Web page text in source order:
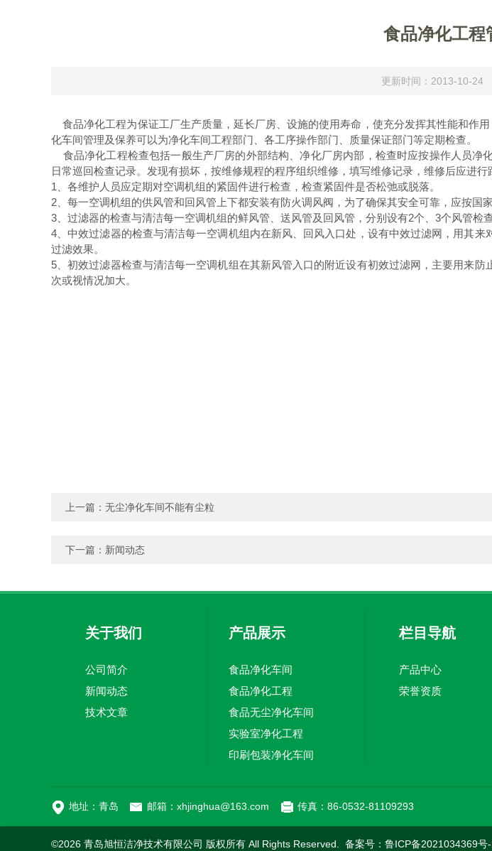
食品净化工程
更新时间：2013-10-
食品净化工程为保证工厂生产质量，延长厂房、设施的使用寿命，使充分发挥其性能和作
化车间管理及保养可以为净化车间工程部门、各工序操作部门、质量保证部门等定期检查。
食品净化工程检查包括一般生产厂房的外部结构、净化厂房内部，检查时应按操作人员净
日常巡回检查记录。发现有损坏，按维修规程的程序组织维修，填写维修记录，维修后应进
1、各维护人员应定期对空调机组的紧固件进行检查，检查紧固件是否松弛或脱落。
2、每一空调机组的供风管和回风管上下都安装有防火调风阀，为了确保其安全可靠，应按国
3、过滤器的检查与清洁每一空调机组的鲜风管、送风管及回风管，分别设有2个、3个风管检
4、中效过滤器的检查与清洁每一空调机组内在新风、回风入口处，设有中效过滤网，用其
过滤效果。
5、初效过滤器检查与清洁每一空调机组在其新风管入口的附近设有初效过滤网，主要用来
次或视情况加大。
上一篇： 无尘净化车间不能有尘粒
下一篇： 新闻动态
关于我们
公司简介
新闻动态
技术文章
产品展示
食品净化车间
食品净化工程
食品无尘净化车间
实验室净化工程
印刷包装净化车间
栏目导航
产品中心
荣誉资质
地址：青岛 邮箱：xhjinghua@163.com 传真：86-0532-81109293
©2026 青岛旭恒洁净技术有限公司 版权所有 All Rights Reserved. 备案号： 鲁ICP备2021034369号-